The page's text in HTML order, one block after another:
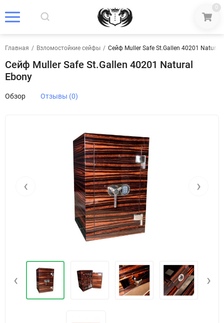
0
Главная / Взломостойкие сейфы / Сейф Muller Safe St.Gallen 40201 Natural
Сейф Muller Safe St.Gallen 40201 Natural
Ebony
Обзор Отзывы (0)
‹ ›
‹ ›